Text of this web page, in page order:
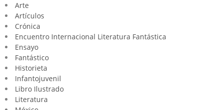
Arte
Artículos
Crónica
Encuentro Internacional Literatura Fantástica
Ensayo
Fantástico
Historieta
Infantojuvenil
Libro Ilustrado
Literatura